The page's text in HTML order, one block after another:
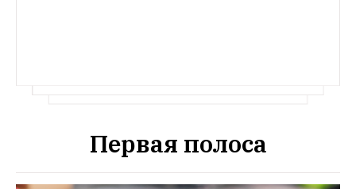
Первая полоса